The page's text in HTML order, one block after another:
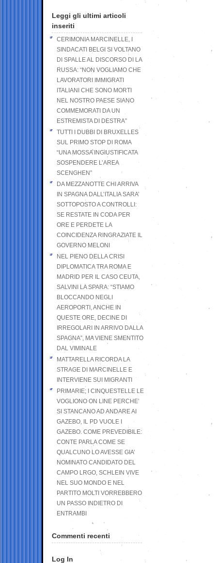
Leggi gli ultimi articoli
inseriti
CERIMONIA MARCINELLE, I
SINDACATI BELGI SI VOLTANO
DI SPALLE AL DISCORSO DI LA
RUSSA: “NON VOGLIAMO CHE
LAVORATORI IMMIGRATI
ITALIANI CHE SONO MORTI
NEL NOSTRO PAESE SIANO
COMMEMORATI DA UN
ESTREMISTA DI DESTRA”
TUTTI I DUBBI DI BRUXELLES
SUL PRIMO STOP DI ROMA
“UNA MOSSA INGIUSTIFICATA
SOSPENDERE L’AREA
SCENGHEN”
DA MEZZANOTTE CHI ARRIVA
IN SPAGNA DALL’ITALIA SARA’
SOTTOPOSTO A CONTROLLI:
SE RESTATE IN CODA PER
ORE E PERDETE LA
COINCIDENZA RINGRAZIATE IL
GOVERNO MELONI
NEL PIENO DELLA CRISI
DIPLOMATICA TRA ROMA E
MADRID PER IL CASO CEUTA,
SALVINI LA SPARA: “STIAMO
BLOCCANDO NEGLI
AEROPORTI, ANCHE IN
QUESTE ORE, DECINE DI
IRREGOLARI IN ARRIVO DALLA
SPAGNA”, MA VIENE SMENTITO
DAL VIMINALE
MATTARELLA RICORDA LA
STRAGE DI MARCINELLE E
INTERVIENE SUI MIGRANTI
PRIMARIE; I CINQUESTELLE LE
VOGLIONO ON LINE PERCHE’
SI STANCANO AD ANDARE AI
GAZEBO, IL PD VUOLE I
GAZEBO. COME PREVEDIBILE:
CONTE PARLA COME SE
QUALCUNO LO AVESSE GIA’
NOMINATO CANDIDATO DEL
CAMPO LRGO, SCHLEIN VIVE
NEL SUO MONDO E NEL
PARTITO MOLTI VORREBBERO
UN PASSO INDIETRO DI
ENTRAMBI
Commenti recenti
Log In